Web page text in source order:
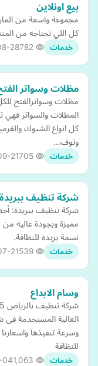
بيع اونلاين
مجموعة واسعة من
كل اللي تحتاجه من
خدمات 28
مظلات وسواتر
مظلات وسواترالفتح
المظلات والسواتر
كل انواع الشبوك
وتوف…
خدمات 21
شركة تنظيف ببريدة
شركة تنظيف ببريدة:
مميزة وبجودة عالية
نسمة بريدة للنظافة.
خدمات 21
وسام الابداع
العالية المستخدمة
وسرعة تنفيذها
للنظافة
خدمات 04